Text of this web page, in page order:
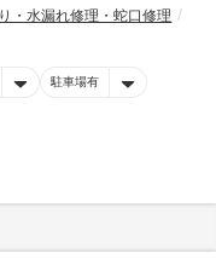
・水漏れ修理・蛇口修理
駐車場有